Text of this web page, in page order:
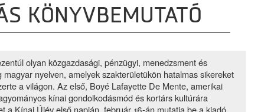
KÖNYVBEMUTATÓ
olyan közgazdasági, pénzügyi, menedzsment és
nyelven, amelyek szakterületükön hatalmas sikereket
a világon. Az első, Boyé Lafayette De Mente, amerikai
kínai gondolkodásmód és kortárs kultúrára
a Kínai Újév első napján, február 16-án mutatja be a kiadó.